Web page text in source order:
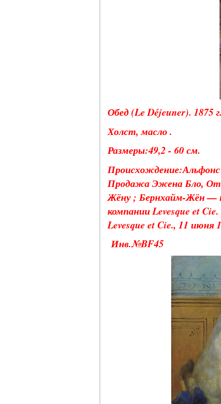
Обед (Le Déjeuner). 1875
Холст, масло .
Размеры:49,2 - 60 см.
Продажа Эжена Бло,
Жёну ; Бернхайм-Жён —
компании Levesque et
Levesque et Cie., 11 июня
Инв.№BF45